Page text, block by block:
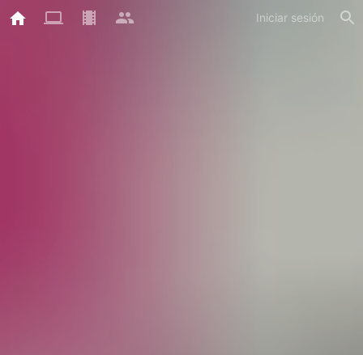
Iniciar sesión